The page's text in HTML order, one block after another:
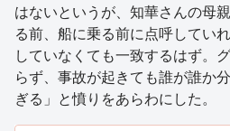
はないというが、知華さんの母
る前、船に乗る前に点呼してい
していなくても一致するはず。
らず、事故が起きても誰が誰か
ぎる」と憤りをあらわにした。